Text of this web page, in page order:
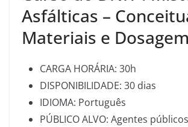
Asfálticas –
Materiais e Dosagem
CARGA HORÁRIA: 30h
DISPONIBILIDADE: 30 dias
IDIOMA: Português
PÚBLICO ALVO: Agentes